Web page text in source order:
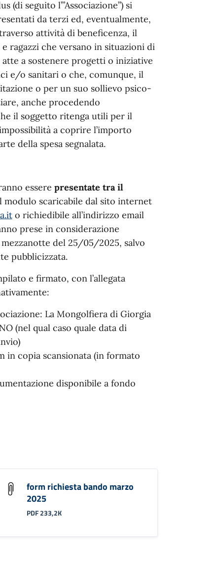
(di seguito l’”Associazione”) si
da terzi ed, eventualmente,
attività di beneficenza, il
ragazzi che versano in situazioni di
a sostenere progetti o iniziative
e/o sanitari o che, comunque, il
o per un suo sollievo psico-
anche procedendo
il soggetto ritenga utili per il
a coprire l’importo
della spesa segnalata.
essere presentate tra il
modulo scaricabile dal sito internet
o richiedibile all’indirizzo email
prese in considerazione
del 25/05/2025, salvo
pubblicizzata.
e firmato, con l’allegata
La Mongolfiera di Giorgia
(nel qual caso quale data di
in copia scansionata (in formato
disponibile a fondo
form richiesta bando marzo
2025
PDF 233,2K